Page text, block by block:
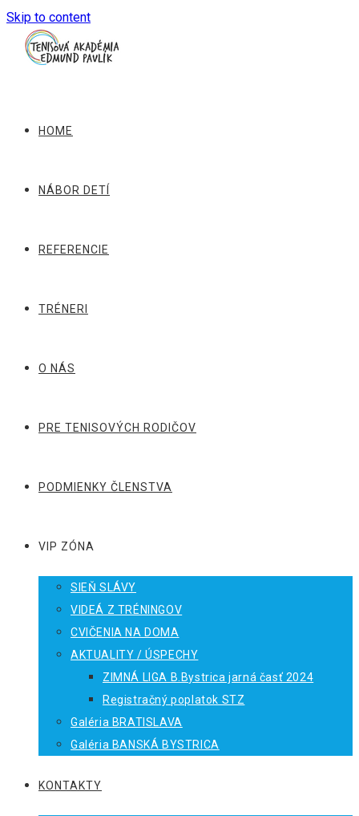
Skip to content
HOME
NÁBOR DETÍ
REFERENCIE
TRÉNERI
O NÁS
PRE TENISOVÝCH RODIČOV
PODMIENKY ČLENSTVA
VIP ZÓNA
SIEŇ SLÁVY
VIDEÁ Z TRÉNINGOV
CVIČENIA NA DOMA
AKTUALITY / ÚSPECHY
ZIMNÁ LIGA B.Bystrica jarná časť 2024
Registračný poplatok STZ
Galéria BRATISLAVA
Galéria BANSKÁ BYSTRICA
KONTAKTY